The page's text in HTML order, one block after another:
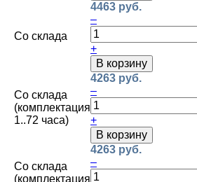
Со склада
4463 руб.
–
+
В корзину
Со склада
(комплектация
1..72 часа)
4263 руб.
–
+
В корзину
Со склада
(комплектация
4263 руб.
–